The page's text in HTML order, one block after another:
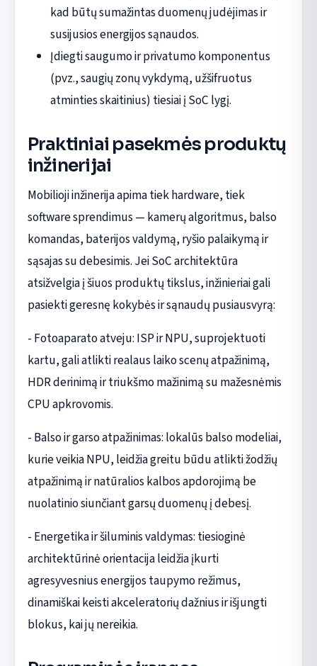
kad būtų sumažintas duomenų judėjimas ir
susijusios energijos sąnaudos.
Įdiegti saugumo ir privatumo komponentus
(pvz., saugių zonų vykdymą, užšifruotus
atminties skaitinius) tiesiai į SoC lygį.
Praktiniai pasekmės produktų
inžinerijai
Mobilioji inžinerija apima tiek hardware, tiek
software sprendimus — kamerų algoritmus, balso
komandas, baterijos valdymą, ryšio palaikymą ir
sąsajas su debesimis. Jei SoC architektūra
atsižvelgia į šiuos produktų tikslus, inžinieriai gali
pasiekti geresnę kokybės ir sąnaudų pusiausvyrą:
- Fotoaparato atveju: ISP ir NPU, suprojektuoti
kartu, gali atlikti realaus laiko scenų atpažinimą,
HDR derinimą ir triukšmo mažinimą su mažesnėmis
CPU apkrovomis.
- Balso ir garso atpažinimas: lokalūs balso modeliai,
kurie veikia NPU, leidžia greitu būdu atlikti žodžių
atpažinimą ir natūralios kalbos apdorojimą be
nuolatinio siunčiant garsų duomenų į debesį.
- Energetika ir šiluminis valdymas: tiesioginė
architektūrinė orientacija leidžia įkurti
agresyvesnius energijos taupymo režimus,
dinamiškai keisti akceleratorių dažnius ir išjungti
blokus, kai jų nereikia.